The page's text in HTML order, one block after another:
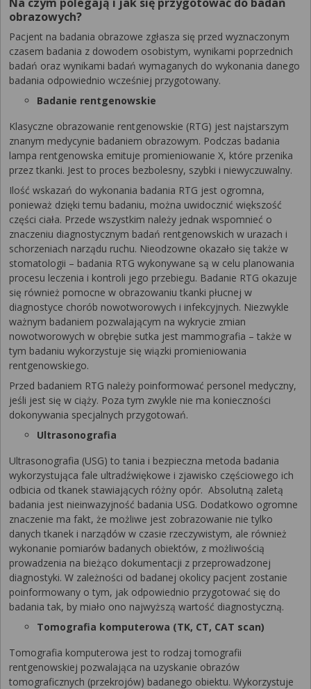
obrazowych?
Pacjent na badania obrazowe zgłasza się przed wyznaczonym
czasem badania z dowodem osobistym, wynikami poprzednich
badań oraz wynikami badań wymaganych do wykonania danego
badania odpowiednio wcześniej przygotowany.
Badanie rentgenowskie
Klasyczne obrazowanie rentgenowskie (RTG) jest najstarszym
znanym medycynie badaniem obrazowym. Podczas badania
lampa rentgenowska emituje promieniowanie X, które przenika
przez tkanki. Jest to proces bezbolesny, szybki i niewyczuwalny.
Ilość wskazań do wykonania badania RTG jest ogromna,
ponieważ dzięki temu badaniu, można uwidocznić większość
części ciała. Przede wszystkim należy jednak wspomnieć o
znaczeniu diagnostycznym badań rentgenowskich w urazach i
schorzeniach narządu ruchu. Nieodzowne okazało się także w
stomatologii – badania RTG wykonywane są w celu planowania
procesu leczenia i kontroli jego przebiegu. Badanie RTG okazuje
się również pomocne w obrazowaniu tkanki płucnej w
diagnostyce chorób nowotworowych i infekcyjnych. Niezwykle
ważnym badaniem pozwalającym na wykrycie zmian
nowotworowych w obrębie sutka jest mammografia – także w
tym badaniu wykorzystuje się wiązki promieniowania
rentgenowskiego.
Przed badaniem RTG należy poinformować personel medyczny,
jeśli jest się w ciąży. Poza tym zwykle nie ma konieczności
dokonywania specjalnych przygotowań.
Ultrasonografia
Ultrasonografia (USG) to tania i bezpieczna metoda badania
wykorzystująca fale ultradźwiękowe i zjawisko częściowego ich
odbicia od tkanek stawiających różny opór. Absolutną zaletą
badania jest nieinwazyjność badania USG. Dodatkowo ogromne
znaczenie ma fakt, że możliwe jest zobrazowanie nie tylko
danych tkanek i narządów w czasie rzeczywistym, ale również
wykonanie pomiarów badanych obiektów, z możliwością
prowadzenia na bieżąco dokumentacji z przeprowadzonej
diagnostyki. W zależności od badanej okolicy pacjent zostanie
poinformowany o tym, jak odpowiednio przygotować się do
badania tak, by miało ono najwyższą wartość diagnostyczną.
Tomografia komputerowa (TK, CT, CAT scan)
Tomografia komputerowa jest to rodzaj tomografii
rentgenowskiej pozwalająca na uzyskanie obrazów
tomograficznych (przekrojów) badanego obiektu. Wykorzystuje